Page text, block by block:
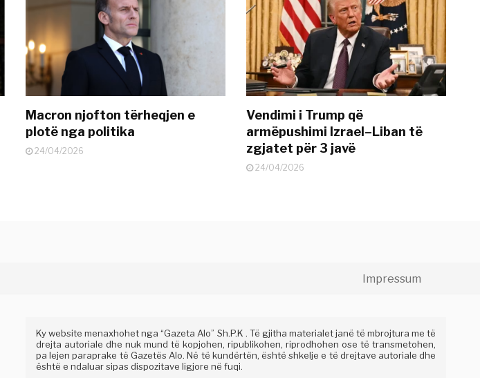
Macron njofton tërheqjen e
plotë nga politika
24/04/2026
Vendimi i Trump që
armëpushimi Izrael–Liban të
zgjatet për 3 javë
24/04/2026
Impressum
Ky website menaxhohet nga “Gazeta Alo” Sh.P.K . Të gjitha materialet janë të mbrojtura me të
drejta autoriale dhe nuk mund të kopjohen, ripublikohen, riprodhohen ose të transmetohen,
pa lejen paraprake të Gazetës Alo. Në të kundërtën, është shkelje e të drejtave autoriale dhe
është e ndaluar sipas dispozitave ligjore në fuqi.